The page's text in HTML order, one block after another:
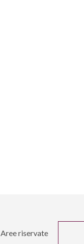
Aree riservate